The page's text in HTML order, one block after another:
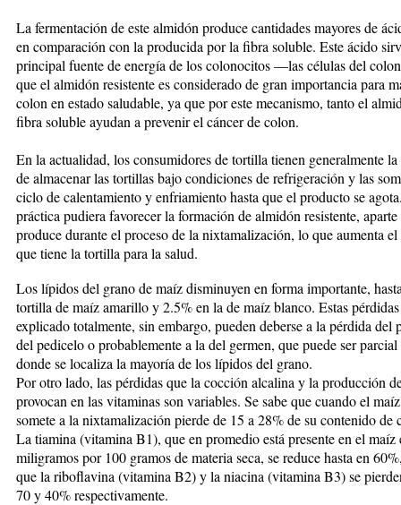
La fermentación de este almidón produce cantidades ma­yores de
en comparación con la produ­ci­da por la fibra soluble. Este ácido
principal fuen­te de energía de los colonocitos —las células del
que el almidón resistente es considerado de gran importancia para
colon en estado sa­lu­dable, ya que por este mecanismo, tanto el
fibra soluble ayudan a prevenir el cáncer de colon.
En la actualidad, los consumidores de tortilla tienen generalmente
de almacenar las tortillas bajo condiciones de refrigeración y las
ciclo de calentamiento y enfriamiento hasta que el producto se
práctica pudiera favorecer la formación de almidón resistente, aparte
produce durante el proceso de la nixtamalización, lo que aumenta
que tiene la tortilla para la salud.
Los lípidos del grano de maíz disminuyen en forma im­portante,
tortilla de maíz amarillo y 2.5% en la de maíz blanco. Estas
explicado to­talmente, sin embargo, pueden deberse a la pérdida del
del pedicelo o probablemente a la del germen, que puede ser
donde se localiza la ma­yo­ría de los lípidos del grano.
Por otro lado, las pérdidas que la cocción alcalina y la pro­ducción
provocan en las vitaminas son va­riables. Se sabe que cuando el
somete a la nixtamalización pierde de 15 a 28% de su contenido de
La tiamina (vitamina B1), que en promedio está presente en el maíz
miligramos por 100 gramos de materia seca, se reduce hasta en
que la ri­bo­flavina (vitamina B2) y la niacina (vitamina B3) se
70 y 40% respectivamente.